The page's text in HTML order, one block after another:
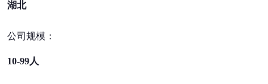
湖北
公司规模：
10-99人